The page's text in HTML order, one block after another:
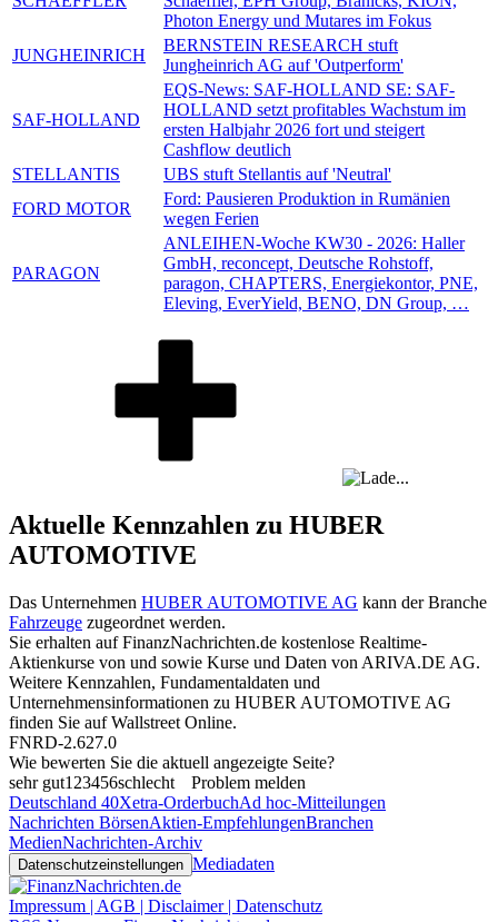
Photon Energy und Mutares im Fokus
JUNGHEINRICH
BERNSTEIN RESEARCH stuft
Jungheinrich AG auf 'Outperform'
SAF-HOLLAND
EQS-News: SAF-HOLLAND SE: SAF-
HOLLAND setzt profitables Wachstum im
ersten Halbjahr 2026 fort und steigert
Cashflow deutlich
STELLANTIS
UBS stuft Stellantis auf 'Neutral'
FORD MOTOR
Ford: Pausieren Produktion in Rumänien
wegen Ferien
PARAGON
ANLEIHEN-Woche KW30 - 2026: Haller
GmbH, reconcept, Deutsche Rohstoff,
paragon, CHAPTERS, Energiekontor, PNE,
Eleving, EverYield, BENO, DN Group, …
Aktuelle Kennzahlen zu HUBER
AUTOMOTIVE
Das Unternehmen HUBER AUTOMOTIVE AG kann der Branche
Fahrzeuge zugeordnet werden.
Sie erhalten auf FinanzNachrichten.de kostenlose Realtime-
Aktienkurse von und sowie Kurse und Daten von ARIVA.DE AG.
Weitere Kennzahlen, Fundamentaldaten und
Unternehmensinformationen zu HUBER AUTOMOTIVE AG
finden Sie aufWallstreet Online.
FNRD-2.627.0
Wie bewerten Sie die aktuell angezeigte Seite?
sehr gut1 23456schlecht
Problem melden
Deutschland 40Xetra-OrderbuchAd hoc-Mitteilungen
Nachrichten BörsenAktien-EmpfehlungenBranchen
MedienNachrichten-Archiv
Datenschutzeinstellungen Mediadaten
Impressum | AGB | Disclaimer | Datenschutz